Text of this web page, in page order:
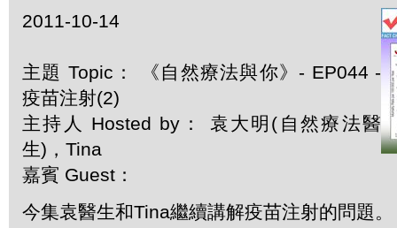
2011-10-14
主題 Topic： 《自然療法與你》- EP044 -
疫苗注射(2)
主持人 Hosted by： 袁大明(自然療法醫
生)，Tina
嘉賓 Guest：
今集袁醫生和Tina繼續講解疫苗注射的問題。